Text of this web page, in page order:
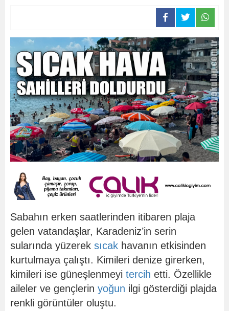
Sabahın erken saatlerinden itibaren plaja
gelen vatandaşlar, Karadeniz’in serin
sularında yüzerek sıcak havanın etkisinden
kurtulmaya çalıştı. Kimileri denize girerken,
kimileri ise güneşlenmeyi tercih etti. Özellikle
aileler ve gençlerin yoğun ilgi gösterdiği plajda
renkli görüntüler oluştu.